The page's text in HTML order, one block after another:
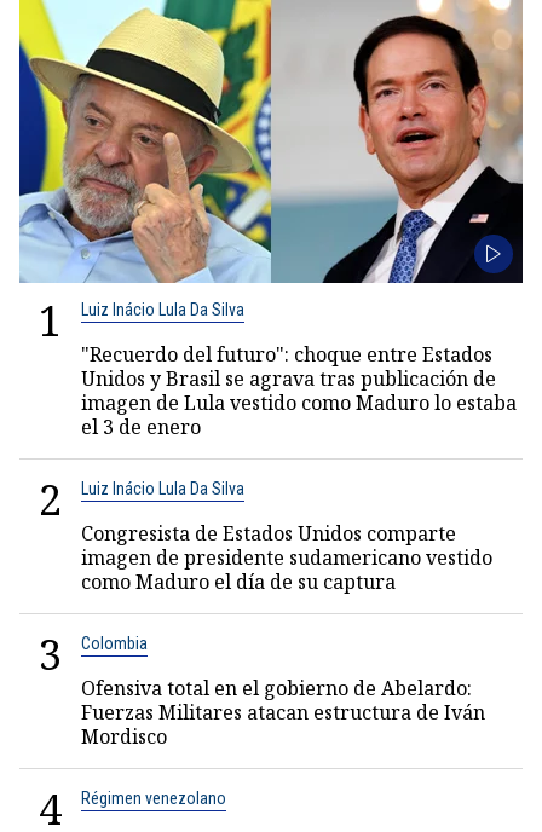
1 Luiz Inácio Lula Da Silva
"Recuerdo del futuro": choque entre Estados
Unidos y Brasil se agrava tras publicación de
imagen de Lula vestido como Maduro lo estaba
el 3 de enero
2 Luiz Inácio Lula Da Silva
Congresista de Estados Unidos comparte
imagen de presidente sudamericano vestido
como Maduro el día de su captura
3 Colombia
Ofensiva total en el gobierno de Abelardo:
Fuerzas Militares atacan estructura de Iván
Mordisco
4 Régimen venezolano